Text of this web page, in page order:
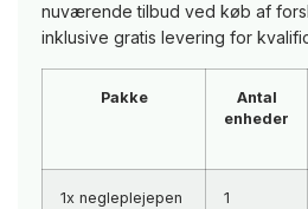
nuværende tilbud ved køb af
inklusive gratis levering for
Pakke
Antal
enheder
1x negleplejepen 1